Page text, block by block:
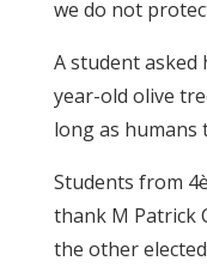
we do not
A student
year-old olive
long as humans
Students from
thank M Patrick
the other